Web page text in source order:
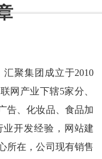
汇聚集团成立于2010
网产业下辖5家分、
告、化妆品、食品加
开发经验，网站建
所在，公司现有销售